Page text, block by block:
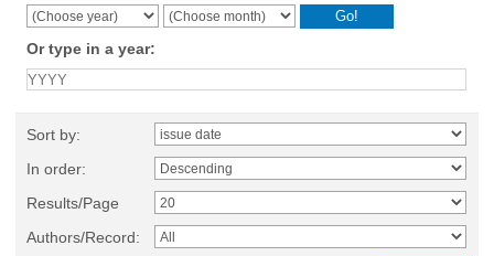
Or type in a year:
Sort by:
In order:
Results/Page
Authors/Record: